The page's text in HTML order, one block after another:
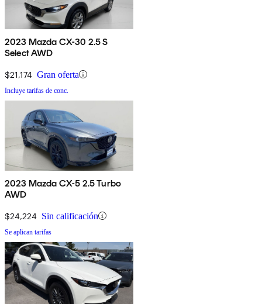
2023 Mazda CX-30 2.5 S
Select AWD
$21,174 Gran oferta
Incluye tarifas de conc.
2023 Mazda CX-5 2.5 Turbo
AWD
$24,224 Sin calificación
Se aplican tarifas